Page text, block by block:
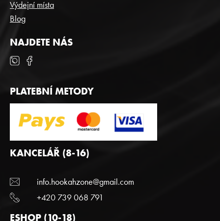
Výdejní místa
Blog
NAJDETE NÁS
PLATEBNÍ METODY
KANCELÁŘ (8-16)
info.hookahzone@gmail.com
+420 739 068 791
ESHOP (10-18)